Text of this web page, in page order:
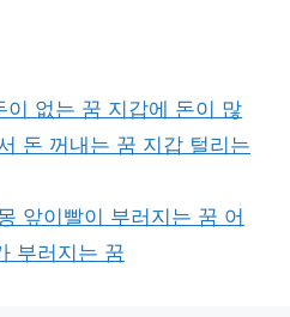
이 없는 꿈 지갑에 돈이 많
돈 꺼내는 꿈 지갑 털리는
앞이빨이 부러지는 꿈 어
부러지는 꿈